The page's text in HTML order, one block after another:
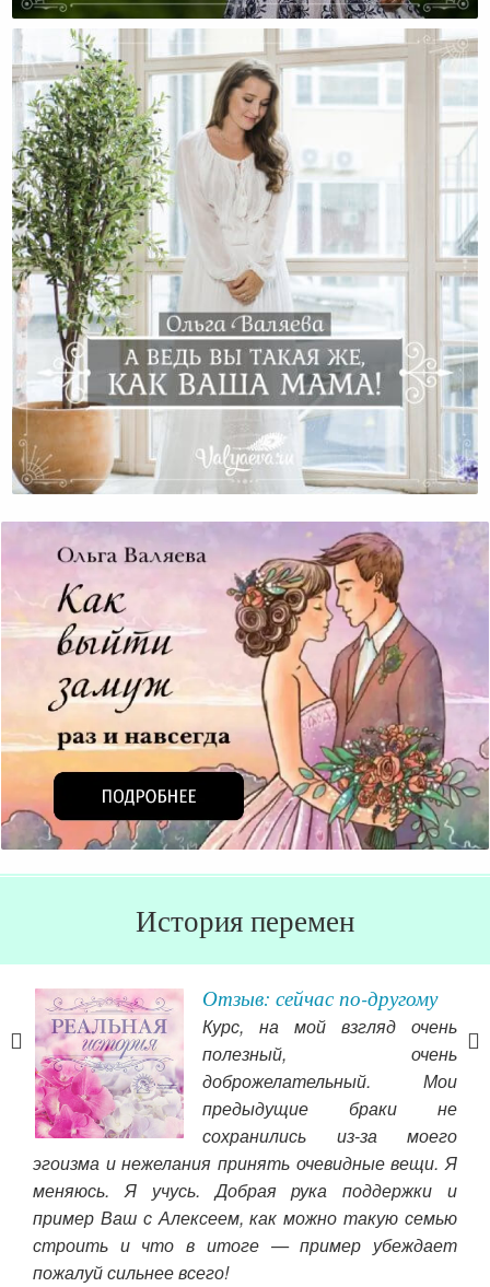
Кто Такая Доула
Вы Похожи На Маму Больше, Чем Думаете
История перемен
Отзыв: сейчас по-другому
Курс, на мой взгляд очень
полезный, очень
доброжелательный. Мои
предыдущие браки не
сохранились из-за моего
эгоизма и нежелания принять очевидные вещи. Я
меняюсь. Я учусь. Добрая рука поддержки и
пример Ваш с Алексеем, как можно такую семью
строить и что в итоге — пример убеждает
пожалуй сильнее всего!